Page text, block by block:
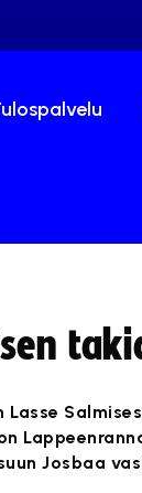
Lasse
Josbaa